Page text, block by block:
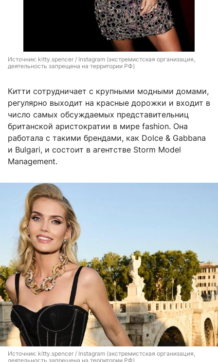
Источник: kitty.spencer / Instagram (экстремистская организация,
деятельность запрещена на территории РФ)
Китти сотрудничает с крупными модными домами,
регулярно выходит на красные дорожки и входит в
число самых обсуждаемых представительниц
британской аристократии в мире fashion. Она
работала с такими брендами, как Dolce & Gabbana
и Bulgari, и состоит в агентстве Storm Model
Management.
Источник: kitty.spencer / Instagram (экстремистская организация,
деятельность запрещена на территории РФ)